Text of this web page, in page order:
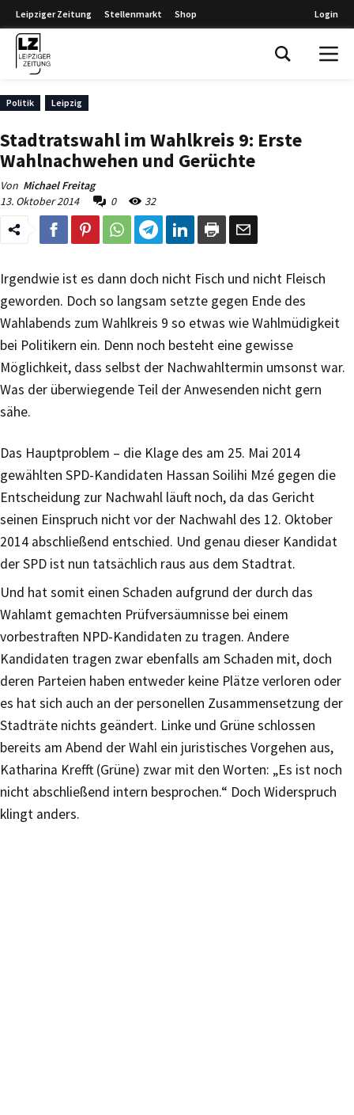
Leipziger Zeitung Stellenmarkt Shop Login
Politik Leipzig
Stadtratswahl im Wahlkreis 9: Erste
Wahlnachwehen und Gerüchte
Von Michael Freitag
13. Oktober 2014
0 32
Irgendwie ist es dann doch nicht Fisch und nicht Fleisch
geworden. Doch so langsam setzte gegen Ende des
Wahlabends zum Wahlkreis 9 so etwas wie Wahlmüdigkeit
bei Politikern ein. Denn noch besteht eine gewisse
Möglichkeit, dass selbst der Nachwahltermin umsonst war.
Was der überwiegende Teil der Anwesenden nicht gern
sähe.
Das Hauptproblem – die Klage des am 25. Mai 2014
gewählten SPD-Kandidaten Hassan Soilihi Mzé gegen die
Entscheidung zur Nachwahl läuft noch, da das Gericht
seinen Einspruch nicht vor der Nachwahl des 12. Oktober
2014 abschließend entschied. Und genau dieser Kandidat
der SPD ist nun tatsächlich raus aus dem Stadtrat.
Und hat somit einen Schaden aufgrund der durch das
Wahlamt gemachten Prüfversäumnisse bei einem
vorbestraften NPD-Kandidaten zu tragen. Andere
Kandidaten tragen zwar ebenfalls am Schaden mit, doch
deren Parteien haben entweder keine Plätze verloren oder
es hat sich auch an der personellen Zusammensetzung der
Stadträte nichts geändert. Linke und Grüne schlossen
bereits am Abend der Wahl ein juristisches Vorgehen aus,
Katharina Krefft (Grüne) zwar mit den Worten: „Es ist noch
nicht abschließend intern besprochen.“ Doch Widerspruch
klingt anders.